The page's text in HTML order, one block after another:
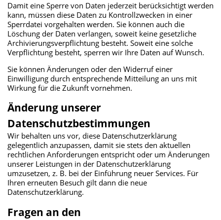
Damit eine Sperre von Daten jederzeit berücksichtigt werden
kann, müssen diese Daten zu Kontrollzwecken in einer
Sperrdatei vorgehalten werden. Sie können auch die
Löschung der Daten verlangen, soweit keine gesetzliche
Archivierungsverpflichtung besteht. Soweit eine solche
Verpflichtung besteht, sperren wir Ihre Daten auf Wunsch.
Sie können Änderungen oder den Widerruf einer
Einwilligung durch entsprechende Mitteilung an uns mit
Wirkung für die Zukunft vornehmen.
Änderung unserer
Datenschutzbestimmungen
Wir behalten uns vor, diese Datenschutzerklärung
gelegentlich anzupassen, damit sie stets den aktuellen
rechtlichen Anforderungen entspricht oder um Änderungen
unserer Leistungen in der Datenschutzerklärung
umzusetzen, z. B. bei der Einführung neuer Services. Für
Ihren erneuten Besuch gilt dann die neue
Datenschutzerklärung.
Fragen an den